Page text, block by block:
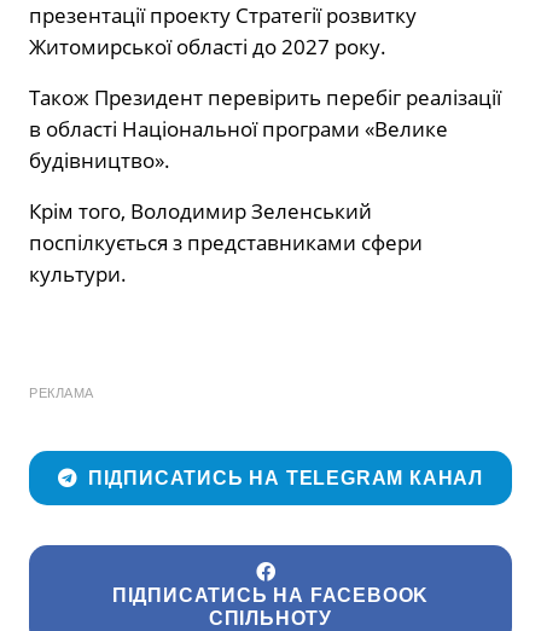
презентації проекту Стратегії розвитку
Житомирської області до 2027 року.
Також Президент перевірить перебіг реалізації
в області Національної програми «Велике
будівництво».
Крім того, Володимир Зеленський
поспілкується з представниками сфери
культури.
РЕКЛАМА
ПІДПИСАТИСЬ НА TELEGRAM КАНАЛ
ПІДПИСАТИСЬ НА FACEBOOK
СПІЛЬНОТУ